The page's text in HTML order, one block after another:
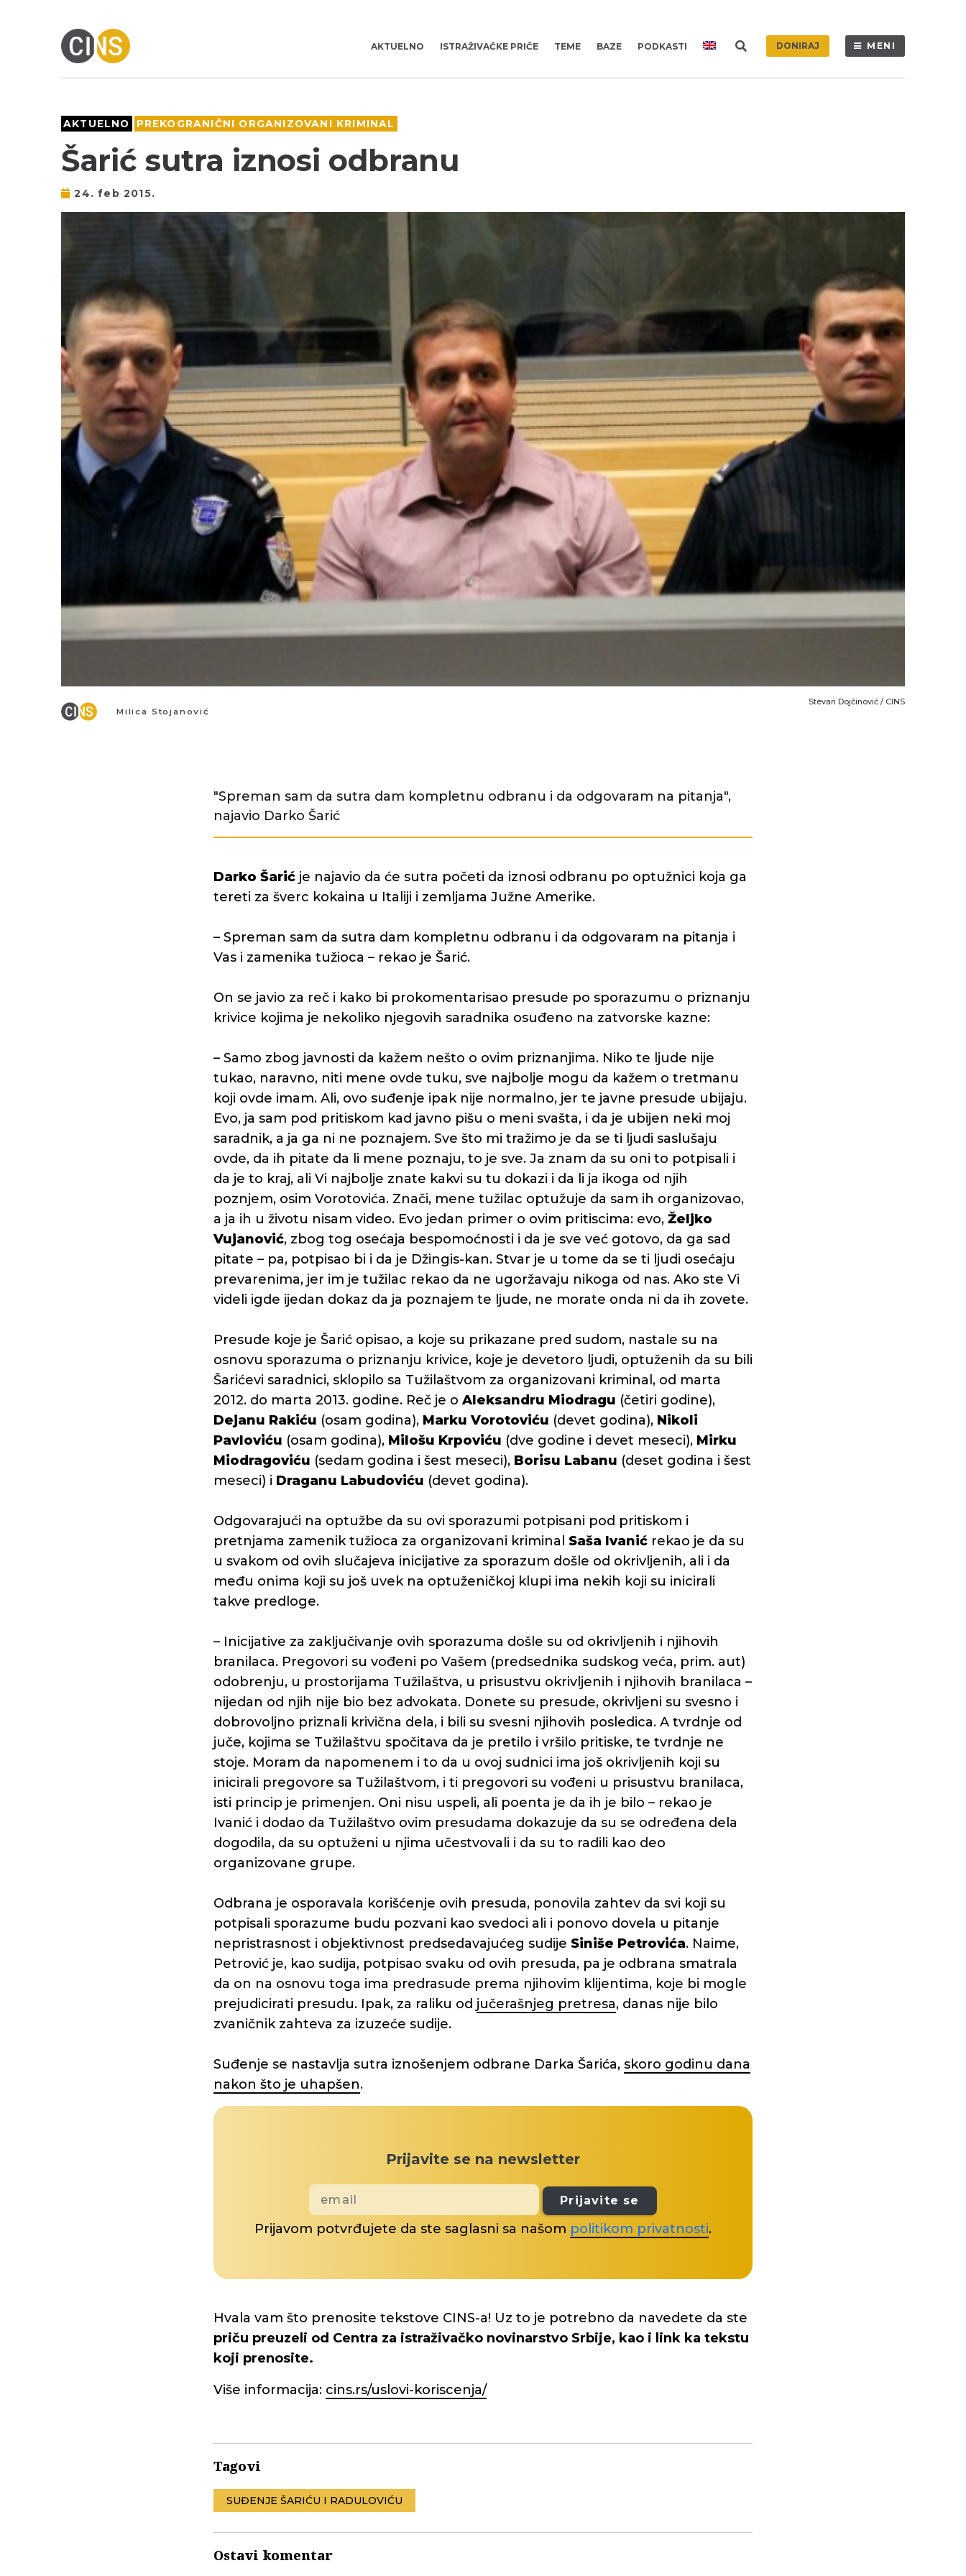
AKTUELNO ISTRAŽIVAČKE PRIČE TEME BAZE PODKASTI DONIRAJ MENI
AKTUELNO PREKOGRANIČNI ORGANIZOVANI KRIMINAL
Šarić sutra iznosi odbranu
24. feb 2015.
Milica Stojanović
Stevan Dojčinović / CINS
"Spreman sam da sutra dam kompletnu odbranu i da odgovaram na pitanja",
najavio Darko Šarić
Darko Šarić je najavio da će sutra početi da iznosi odbranu po optužnici koja ga
tereti za šverc kokaina u Italiji i zemljama Južne Amerike.
– Spreman sam da sutra dam kompletnu odbranu i da odgovaram na pitanja i
Vas i zamenika tužioca – rekao je Šarić.
On se javio za reč i kako bi prokomentarisao presude po sporazumu o priznanju
krivice kojima je nekoliko njegovih saradnika osuđeno na zatvorske kazne:
– Samo zbog javnosti da kažem nešto o ovim priznanjima. Niko te ljude nije
tukao, naravno, niti mene ovde tuku, sve najbolje mogu da kažem o tretmanu
koji ovde imam. Ali, ovo suđenje ipak nije normalno, jer te javne presude ubijaju.
Evo, ja sam pod pritiskom kad javno pišu o meni svašta, i da je ubijen neki moj
saradnik, a ja ga ni ne poznajem. Sve što mi tražimo je da se ti ljudi saslušaju
ovde, da ih pitate da li mene poznaju, to je sve. Ja znam da su oni to potpisali i
da je to kraj, ali Vi najbolje znate kakvi su tu dokazi i da li ja ikoga od njih
poznjem, osim Vorotovića. Znači, mene tužilac optužuje da sam ih organizovao,
a ja ih u životu nisam video. Evo jedan primer o ovim pritiscima: evo, Željko
Vujanović, zbog tog osećaja bespomoćnosti i da je sve već gotovo, da ga sad
pitate – pa, potpisao bi i da je Džingis-kan. Stvar je u tome da se ti ljudi osećaju
prevarenima, jer im je tužilac rekao da ne ugoržavaju nikoga od nas. Ako ste Vi
videli igde ijedan dokaz da ja poznajem te ljude, ne morate onda ni da ih zovete.
Presude koje je Šarić opisao, a koje su prikazane pred sudom, nastale su na
osnovu sporazuma o priznanju krivice, koje je devetoro ljudi, optuženih da su bili
Šarićevi saradnici, sklopilo sa Tužilaštvom za organizovani kriminal, od marta
2012. do marta 2013. godine. Reč je o Aleksandru Miodragu (četiri godine),
Dejanu Rakiću (osam godina), Marku Vorotoviću (devet godina), Nikoli
Pavloviću (osam godina), Milošu Krpoviću (dve godine i devet meseci), Mirku
Miodragoviću (sedam godina i šest meseci), Borisu Labanu (deset godina i šest
meseci) i Draganu Labudoviću (devet godina).
Odgovarajući na optužbe da su ovi sporazumi potpisani pod pritiskom i
pretnjama zamenik tužioca za organizovani kriminal Saša Ivanić rekao je da su
u svakom od ovih slučajeva inicijative za sporazum došle od okrivljenih, ali i da
među onima koji su još uvek na optuženičkoj klupi ima nekih koji su inicirali
takve predloge.
– Inicijative za zaključivanje ovih sporazuma došle su od okrivljenih i njihovih
branilaca. Pregovori su vođeni po Vašem (predsednika sudskog veća, prim. aut)
odobrenju, u prostorijama Tužilaštva, u prisustvu okrivljenih i njihovih branilaca –
nijedan od njih nije bio bez advokata. Donete su presude, okrivljeni su svesno i
dobrovoljno priznali krivična dela, i bili su svesni njihovih posledica. A tvrdnje od
juče, kojima se Tužilaštvu spočitava da je pretilo i vršilo pritiske, te tvrdnje ne
stoje. Moram da napomenem i to da u ovoj sudnici ima još okrivljenih koji su
inicirali pregovore sa Tužilaštvom, i ti pregovori su vođeni u prisustvu branilaca,
isti princip je primenjen. Oni nisu uspeli, ali poenta je da ih je bilo – rekao je
Ivanić i dodao da Tužilaštvo ovim presudama dokazuje da su se određena dela
dogodila, da su optuženi u njima učestvovali i da su to radili kao deo
organizovane grupe.
Odbrana je osporavala korišćenje ovih presuda, ponovila zahtev da svi koji su
potpisali sporazume budu pozvani kao svedoci ali i ponovo dovela u pitanje
nepristrasnost i objektivnost predsedavajućeg sudije Siniše Petrovića. Naime,
Petrović je, kao sudija, potpisao svaku od ovih presuda, pa je odbrana smatrala
da on na osnovu toga ima predrasude prema njihovim klijentima, koje bi mogle
prejudicirati presudu. Ipak, za raliku od jučerašnjeg pretresa, danas nije bilo
zvaničnik zahteva za izuzeće sudije.
Suđenje se nastavlja sutra iznošenjem odbrane Darka Šarića, skoro godinu dana
nakon što je uhapšen.
Prijavite se na newsletter
Prijavite se
Prijavom potvrđujete da ste saglasni sa našom politikom privatnosti.
Hvala vam što prenosite tekstove CINS-a! Uz to je potrebno da navedete da ste
priču preuzeli od Centra za istraživačko novinarstvo Srbije, kao i link ka tekstu
koji prenosite.
Više informacija: cins.rs/uslovi-koriscenja/
Tagovi
SUĐENJE ŠARIĆU I RADULOVIĆU
Ostavi komentar